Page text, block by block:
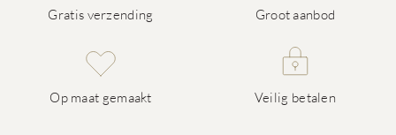
Gratis verzending Groot aanbod
Op maat gemaakt Veilig betalen